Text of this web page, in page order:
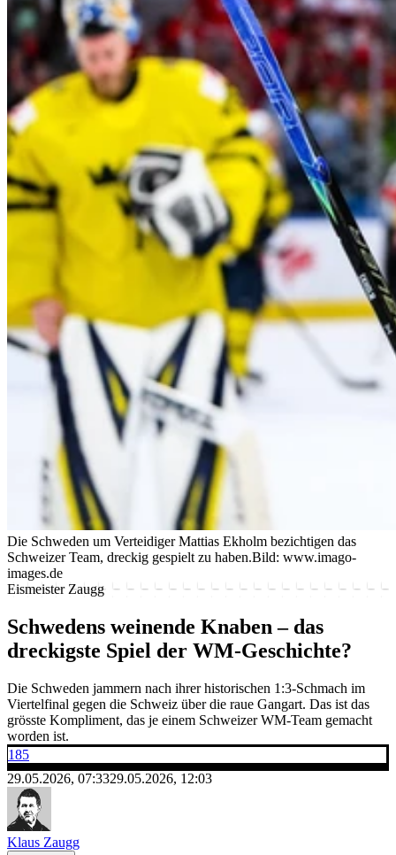
Die Schweden um Verteidiger Mattias Ekholm bezichtigen das
Schweizer Team, dreckig gespielt zu haben.Bild: www.imago-
images.de
Eismeister Zaugg
Schwedens weinende Knaben – das
dreckigste Spiel der WM-Geschichte?
Die Schweden jammern nach ihrer historischen 1:3-Schmach im
Viertelfinal gegen die Schweiz über die raue Gangart. Das ist das
grösste Kompliment, das je einem Schweizer WM-Team gemacht
worden ist.
185
29.05.2026, 07:3329.05.2026, 12:03
Klaus Zaugg